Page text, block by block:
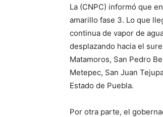
La (CNPC) informó que
amarillo fase 3. Lo que
continua de vapor de
desplazando hacia el
Matamoros, San Pedro
Metepec, San Juan
Estado de Puebla.
Por otra parte, el